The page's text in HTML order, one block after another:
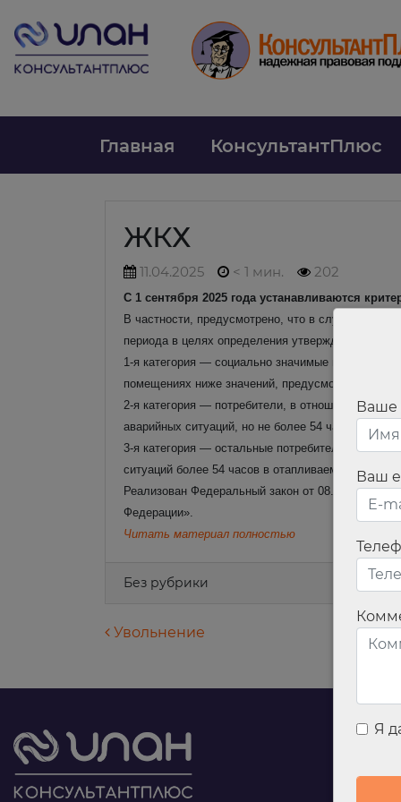
Главная КонсультантПлюс
ЖКХ
11.04.2025 < 1 мин. 202
С 1 сентября 2025 года устанавливаются
В частности, предусмотрено, что в случае
периода в целях определения утвержденных
1-я категория — социально значимые
помещениях ниже значений, предусмотренных
2-я категория — потребители, в отношении
аварийных ситуаций, но не более 54 часов, в
3-я категория — остальные потребители, в
ситуаций более 54 часов в отапливаемых
Реализован Федеральный закон от 08.08.2024 N
Федерации».
Читать материал полностью
Без рубрики
Навигация по
Увольнение
Ваше
Ваш
Я